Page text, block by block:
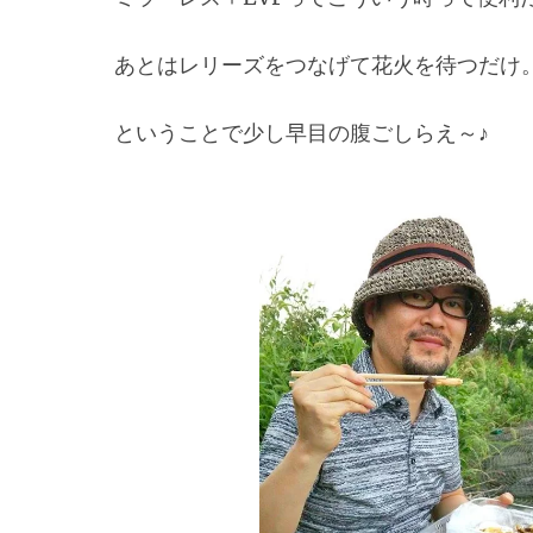
あとはレリーズをつなげて花火を待つだけ
ということで少し早目の腹ごしらえ～♪